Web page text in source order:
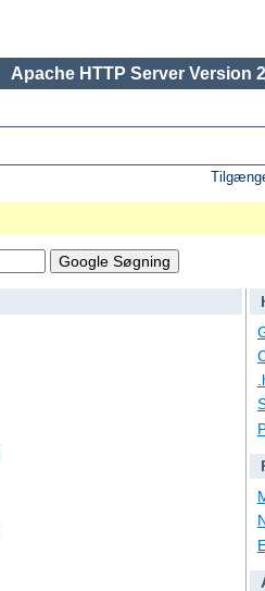
Apache HTTP Server Version